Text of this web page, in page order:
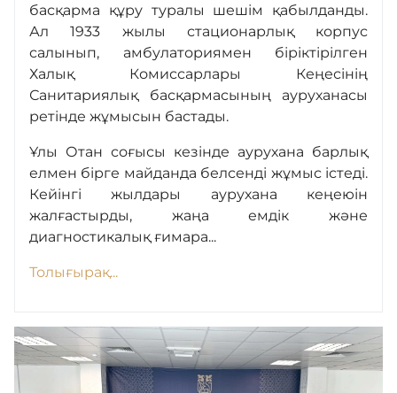
Нашар көретіндерге
арналған нұсқа
басқарма құру туралы шешім қабылданды.
Ал 1933 жылы стационарлық корпус
салынып, амбулаториямен біріктірілген
Халық Комиссарлары Кеңесінің
Санитариялық басқармасының ауруханасы
ретінде жұмысын бастады.
Ұлы Отан соғысы кезінде аурухана барлық
елмен бірге майданда белсенді жұмыс істеді.
Кейінгі жылдары аурухана кеңеюін
жалғастырды, жаңа емдік және
диагностикалық ғимара...
Толығырақ...